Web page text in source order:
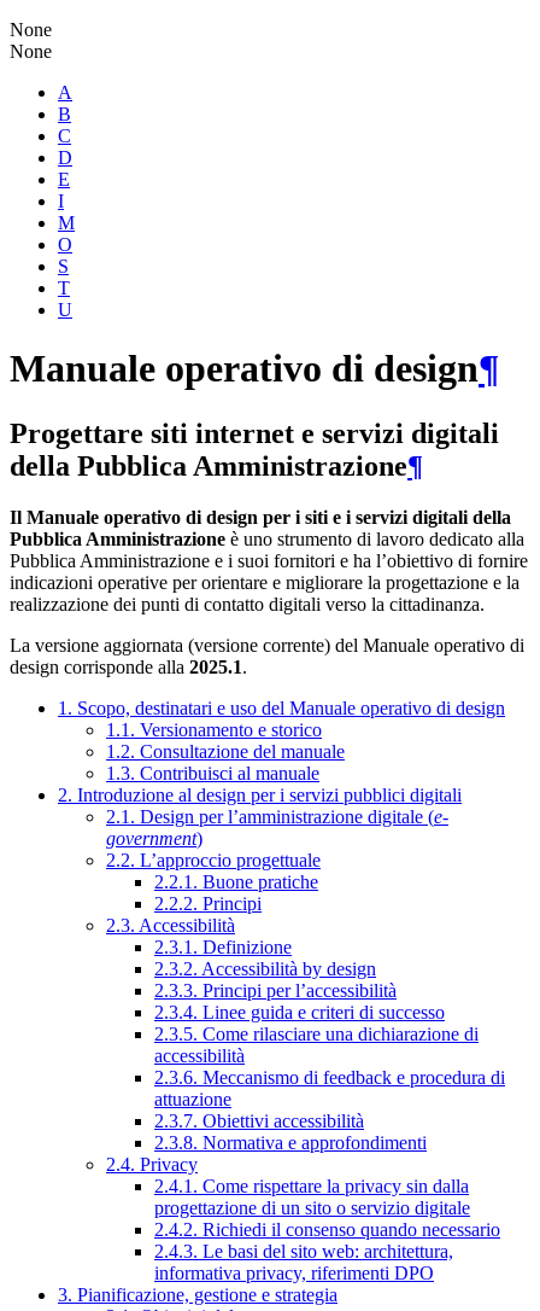
None
None
A
B
C
D
E
I
M
O
S
T
U
Manuale operativo di design¶
Progettare siti internet e servizi digitali
della Pubblica Amministrazione¶
Il Manuale operativo di design per i siti e i servizi digitali della
Pubblica Amministrazione è uno strumento di lavoro dedicato alla
Pubblica Amministrazione e i suoi fornitori e ha l’obiettivo di fornire
indicazioni operative per orientare e migliorare la progettazione e la
realizzazione dei punti di contatto digitali verso la cittadinanza.
La versione aggiornata (versione corrente) del Manuale operativo di
design corrisponde alla 2025.1.
1. Scopo, destinatari e uso del Manuale operativo di design
1.1. Versionamento e storico
1.2. Consultazione del manuale
1.3. Contribuisci al manuale
2. Introduzione al design per i servizi pubblici digitali
2.1. Design per l’amministrazione digitale (e-
government)
2.2. L’approccio progettuale
2.2.1. Buone pratiche
2.2.2. Principi
2.3. Accessibilità
2.3.1. Definizione
2.3.2. Accessibilità by design
2.3.3. Principi per l’accessibilità
2.3.4. Linee guida e criteri di successo
2.3.5. Come rilasciare una dichiarazione di
accessibilità
2.3.6. Meccanismo di feedback e procedura di
attuazione
2.3.7. Obiettivi accessibilità
2.3.8. Normativa e approfondimenti
2.4. Privacy
2.4.1. Come rispettare la privacy sin dalla
progettazione di un sito o servizio digitale
2.4.2. Richiedi il consenso quando necessario
2.4.3. Le basi del sito web: architettura,
informativa privacy, riferimenti DPO
3. Pianificazione, gestione e strategia